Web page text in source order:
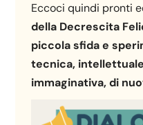
Eccoci quindi pronti
della Decrescita
piccola sfida e
tecnica,
immaginativa, di